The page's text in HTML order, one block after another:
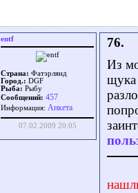
entf
Страна: Фатэрлянд
Город.: DGF
Рыба: Рыбу
Сообщений: 457
Информация: Aнкета
07.02.2009 20:05
76.
Из
щука